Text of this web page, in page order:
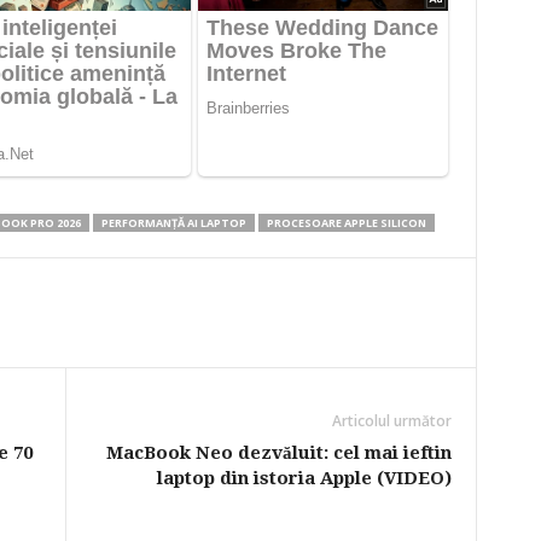
PRO 2026 PERFORMANȚĂ AI LAPTOP PROCESOARE APPLE SILICON
70
Articolul următor
MacBook Neo dezvăluit: cel mai ieftin
laptop din istoria Apple (VIDEO)